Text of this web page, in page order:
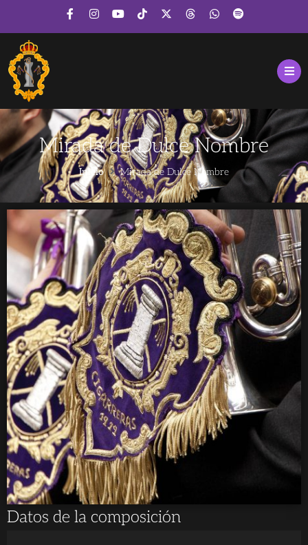
Mirada de Dulce Nombre
Inicio Mirada de Dulce Nombre
Datos de la composición